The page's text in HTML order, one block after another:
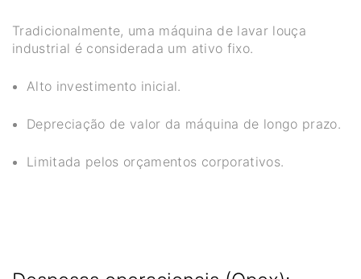
Tradicionalmente, uma máquina de lavar louça
industrial é considerada um ativo fixo.
Alto investimento inicial.
Depreciação de valor da máquina de longo prazo.
Limitada pelos orçamentos corporativos.